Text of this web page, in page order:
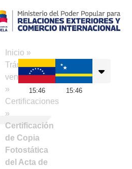
Inicio »
Trámites a
venezolanos
»
Certificaciones
»
Certificación
de Copia
Fotostática
del Acta de
15:46 15:46